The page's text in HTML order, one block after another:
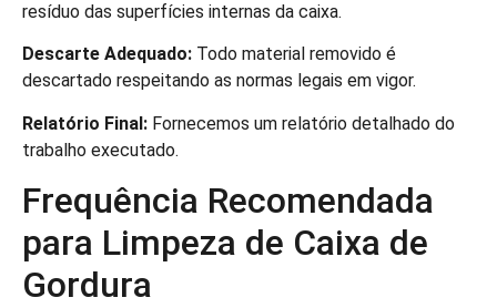
resíduo das superfícies internas da caixa.
Descarte Adequado: Todo material removido é
descartado respeitando as normas legais em vigor.
Relatório Final: Fornecemos um relatório detalhado do
trabalho executado.
Frequência Recomendada
para Limpeza de Caixa de
Gordura